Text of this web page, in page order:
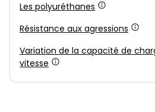
Les polyuréthanes
Résistance aux agressions
Variation de la capacité de
vitesse